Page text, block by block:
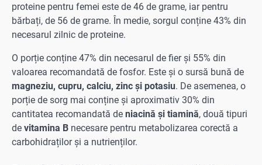
proteine pentru femei este de 46 de grame, iar pentru
bărbați, de 56 de grame. În medie, sorgul conține 43% din
necesarul zilnic de proteine.
O porție conține 47% din necesarul de fier și 55% din
valoarea recomandată de fosfor. Este și o sursă bună de
magneziu, cupru, calciu, zinc și potasiu. De asemenea, o
porție de sorg mai conține şi aproximativ 30% din
cantitatea recomandată de niacină şi tiamină, două tipuri
de vitamina B necesare pentru metabolizarea corectă a
carbohidraților și a nutrienților.